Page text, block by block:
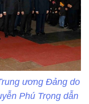
ương Đảng do
Phú Trọng dẫn